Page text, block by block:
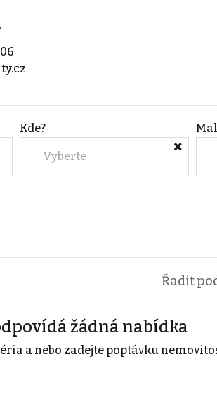
Kde?
Vyberte
Řadit
žádná nabídka
a nebo zadejte poptávku